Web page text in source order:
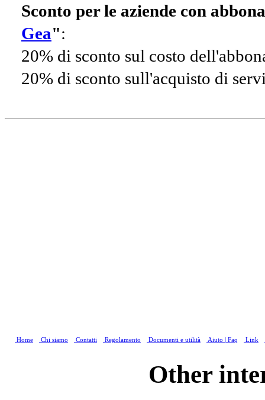
Sconto per le aziende con
Gea":
20% di sconto sul costo
20% di sconto sull'acquisto di
Home Chi siamo Contatti Regolamento Documenti e utilità Aiuto | Faq Link
Other